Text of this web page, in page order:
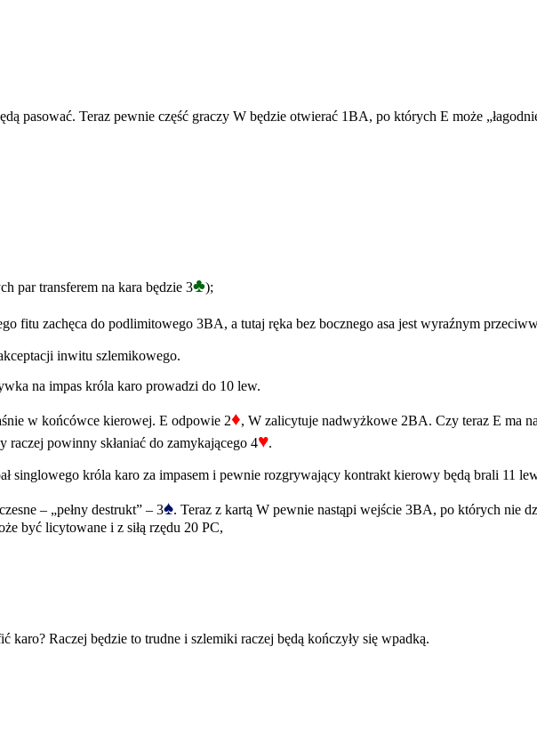
pasować. Teraz pewnie część graczy W będzie otwierać 1BA, po których E może
par transferem na kara będzie 3♣);
fitu zachęca do podlimitowego 3BA, a tutaj ręka bez bocznego asa jest wyraźnym
inwitu szlemikowego.
na impas króla karo prowadzi do 10 lew.
w końcówce kierowej. E odpowie 2♦, W zalicytuje nadwyżkowe 2BA. Czy teraz E ma
powinny skłaniać do zamykającego 4♥.
singlowego króla karo za impasem i pewnie rozgrywający kontrakt kierowy będą brali 11
– „pełny destrukt” – 3♠. Teraz z kartą W pewnie nastąpi wejście 3BA, po których nie
być licytowane i z siłą rzędu 20 PC,
karo? Raczej będzie to trudne i szlemiki raczej będą kończyły się wpadką.